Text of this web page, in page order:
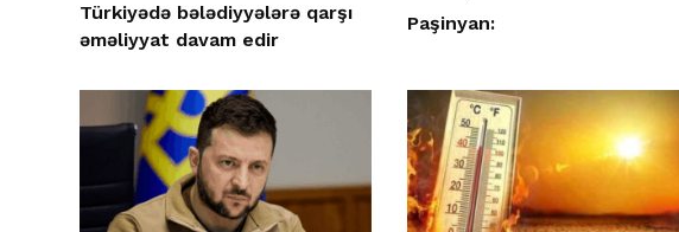
Türkiyədə bələdiyyələrə qarşı
əməliyyat davam edir
Paşinyan: